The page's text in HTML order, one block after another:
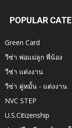
POPULAR
Green Card
วีซ่า พ่อแม่ลูก พี่น้อง
วีซ่า แต่งงาน
วีซ่า คู่หมั้น - แต่งงาน
NVC STEP
U.S.Citizenship